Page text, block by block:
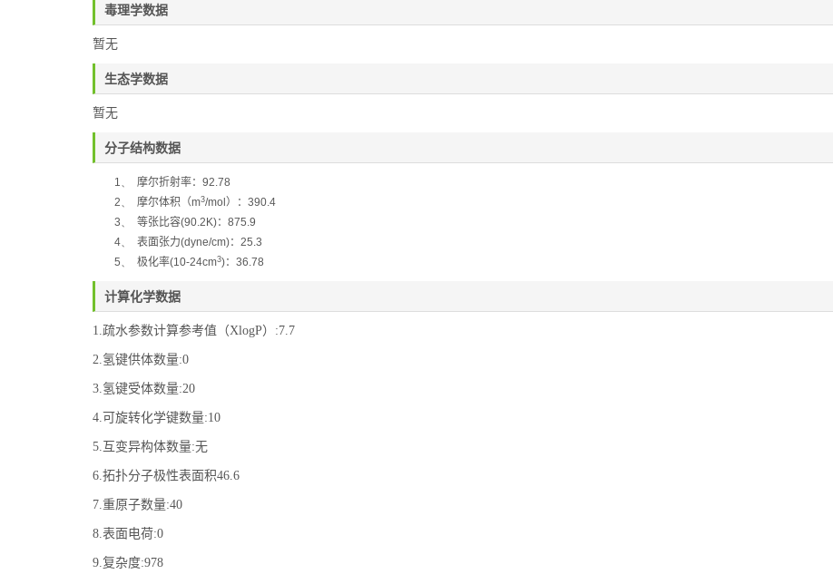
毒理学数据
暂无
生态学数据
暂无
分子结构数据
1、 摩尔折射率： 92.78
2、
摩尔体积（m3/mol ）： 390.4
3、
等张比容(90.2K)： 875.9
4、
表面张力(dyne/cm)： 25.3
5、
极化率(10-24cm3)： 36.78
计算化学数据
1.疏水参数计算参考值（XlogP）:7.7
2.氢键供体数量:0
3.氢键受体数量:20
4.可旋转化学键数量:10
5.互变异构体数量:无
6.拓扑分子极性表面积46.6
7.重原子数量:40
8.表面电荷:0
9.复杂度:978